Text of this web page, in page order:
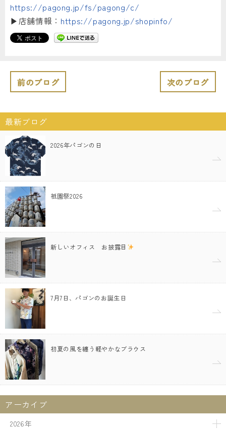
https://pagong.jp/fs/pagong/c/
▶︎店舗情報： https://pagong.jp/shopinfo/
前のブログ 次のブログ
最新ブログ
2026年パゴンの日
祇園祭2026
新しいオフィス お披露目
7月7日、パゴンのお誕生日
初夏の風を纏う軽やかなブラウス
アーカイブ
2026年